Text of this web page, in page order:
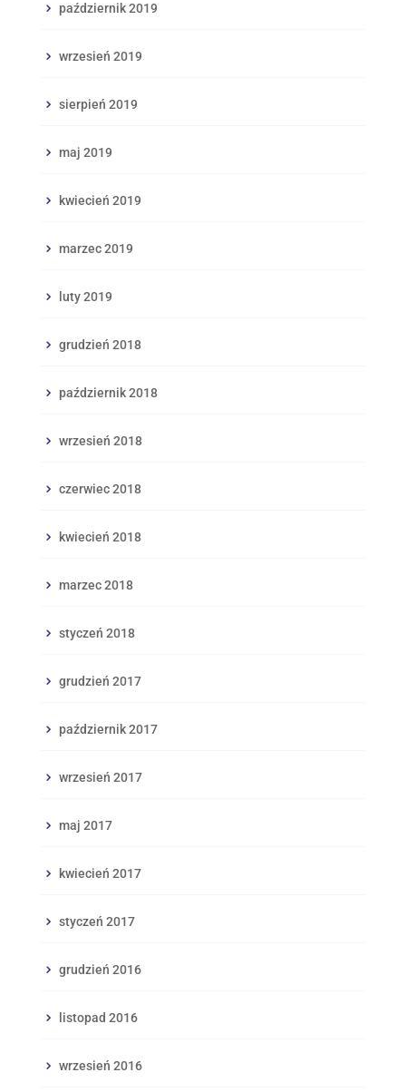
październik 2019
wrzesień 2019
sierpień 2019
maj 2019
kwiecień 2019
marzec 2019
luty 2019
grudzień 2018
październik 2018
wrzesień 2018
czerwiec 2018
kwiecień 2018
marzec 2018
styczeń 2018
grudzień 2017
październik 2017
wrzesień 2017
maj 2017
kwiecień 2017
styczeń 2017
grudzień 2016
listopad 2016
wrzesień 2016